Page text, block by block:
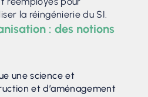
la réingénierie du SI.
: des notions
une science et
et d’aménagement